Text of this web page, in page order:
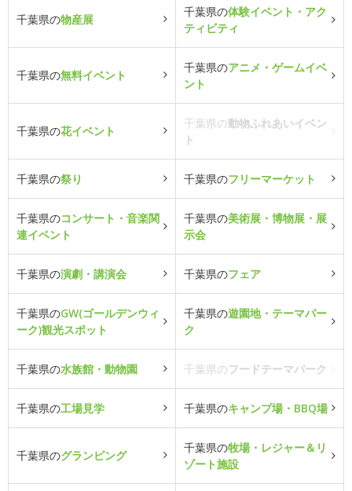
千葉県の物産展
千葉県の体験イベント・アク
ティビティ
千葉県の無料イベント
千葉県のアニメ・ゲームイベ
ント
千葉県の花イベント
千葉県の動物ふれあいイベン
ト
千葉県の祭り 千葉県のフリーマーケット
千葉県のコンサート・音楽関
連イベント
千葉県の美術展・博物展・展
示会
千葉県の演劇・講演会 千葉県のフェア
千葉県のGW(ゴールデンウィ
ーク)観光スポット
千葉県の遊園地・テーマパー
ク
千葉県の水族館・動物園 千葉県のフードテーマパーク
千葉県の工場見学 千葉県のキャンプ場・BBQ場
千葉県のグランピング
千葉県の牧場・レジャー＆リ
ゾート施設